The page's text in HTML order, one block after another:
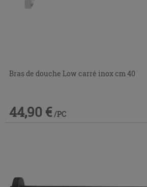
Bras de douche Low carré inox cm 40
44,90 € /PC